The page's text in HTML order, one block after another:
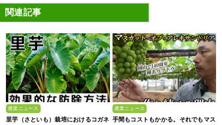
関連記事
農業ニュース
里芋（さといも）栽培におけるコガネ
農業ニュース
手間もコストもかかる。それでもマス